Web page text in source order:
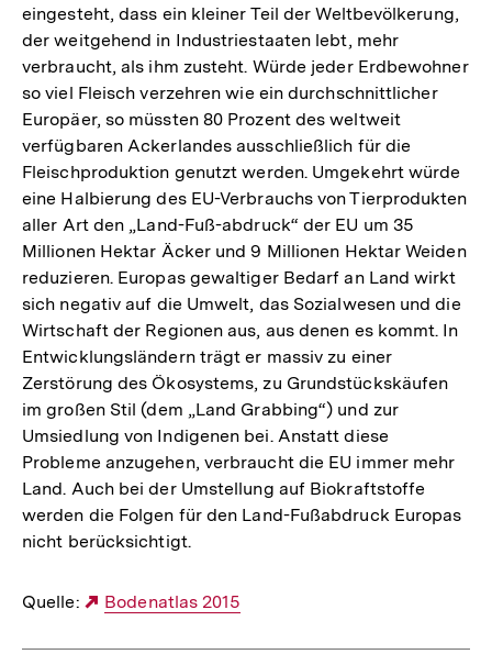
eingesteht, dass ein kleiner Teil der Weltbevölkerung,
der weitgehend in Industriestaaten lebt, mehr
verbraucht, als ihm zusteht. Würde jeder Erdbewohner
so viel Fleisch verzehren wie ein durchschnittlicher
Europäer, so müssten 80 Prozent des weltweit
verfügbaren Ackerlandes ausschließlich für die
Fleischproduktion genutzt werden. Umgekehrt würde
eine Halbierung des EU-Verbrauchs von Tierprodukten
aller Art den „Land-Fuß-abdruck“ der EU um 35
Millionen Hektar Äcker und 9 Millionen Hektar Weiden
reduzieren. Europas gewaltiger Bedarf an Land wirkt
sich negativ auf die Umwelt, das Sozialwesen und die
Wirtschaft der Regionen aus, aus denen es kommt. In
Entwicklungsländern trägt er massiv zu einer
Zerstörung des Ökosystems, zu Grundstückskäufen
im großen Stil (dem „Land Grabbing“) und zur
Umsiedlung von Indigenen bei. Anstatt diese
Probleme anzugehen, verbraucht die EU immer mehr
Land. Auch bei der Umstellung auf Biokraftstoffe
werden die Folgen für den Land-Fußabdruck Europas
nicht berücksichtigt.
Quelle:
Externer
Bodenatlas 2015